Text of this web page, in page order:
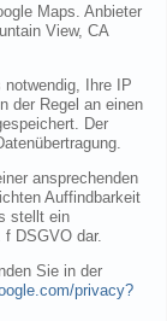
Maps. Anbieter
View, CA
Ihre IP
der Regel an einen
Der
ansprechenden
Auffindbarkeit
stellt ein
DSGVO dar.
Sie in der
privacy?